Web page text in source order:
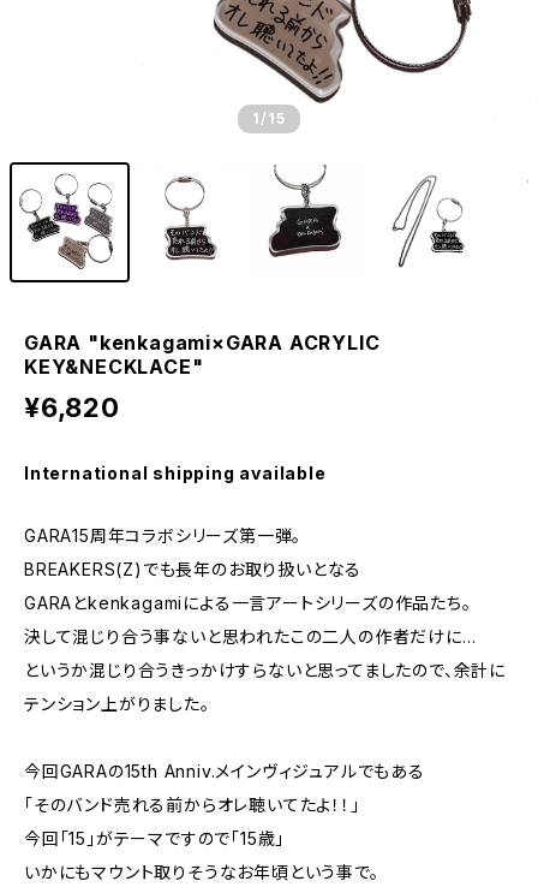
1 /15
GARA "kenkagami×GARA ACRYLIC
KEY&NECKLACE"
¥6,820
International shipping available
GARA15周年コラボシリーズ第一弾。
BREAKERS(Z)でも長年のお取り扱いとなる
GARAとkenkagamiによる一言アートシリーズの作品たち。
決して混じり合う事ないと思われたこの二人の作者だけに…
というか混じり合うきっかけすらないと思ってましたので、余計に
テンション上がりました。
今回GARAの15th Anniv.メインヴィジュアルでもある
「そのバンド売れる前からオレ聴いてたよ！！」
今回「15」がテーマですので「15歳」
いかにもマウント取りそうなお年頃という事で。